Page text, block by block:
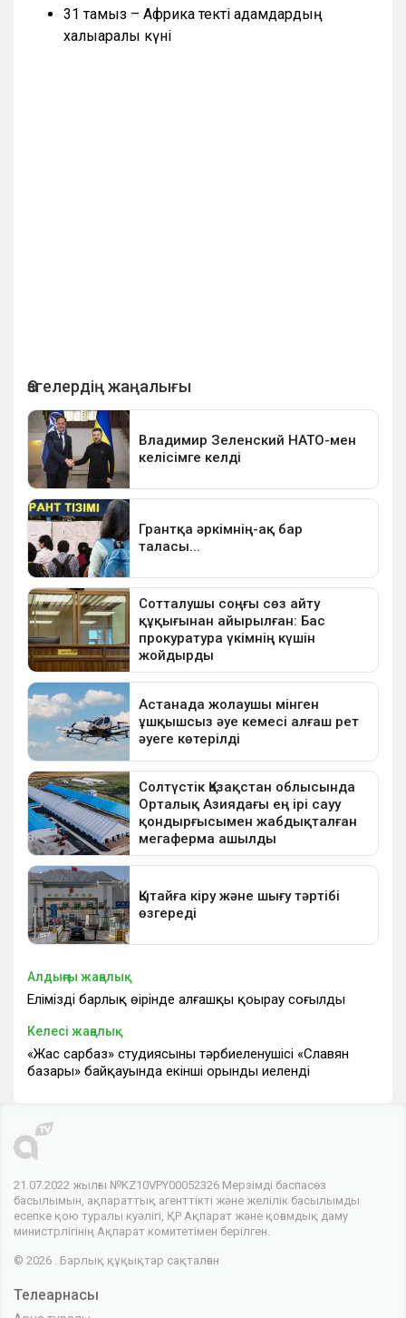
31 тамыз – Африка текті адамдардың
халықаралық күні
Алдыңғы жаңалық
Еліміздің барлық өңірінде алғашқы қоңырау соғылды
Келесі жаңалық
«Жас сарбаз» студиясының тәрбиеленушісі «Славян
базары» байқауында екінші орынды иеленді
21.07.2022 жылғы №KZ10VPY00052326 Мерзімді баспасөз
басылымын, ақпараттық агенттікті және желілік басылымды
есепке қою туралы куәлігі, ҚР Ақпарат және қоғамдық даму
министрлігінің Ақпарат комитетімен берілген.
© 2026 . Барлық құқықтар сақталған
Телеарнасы